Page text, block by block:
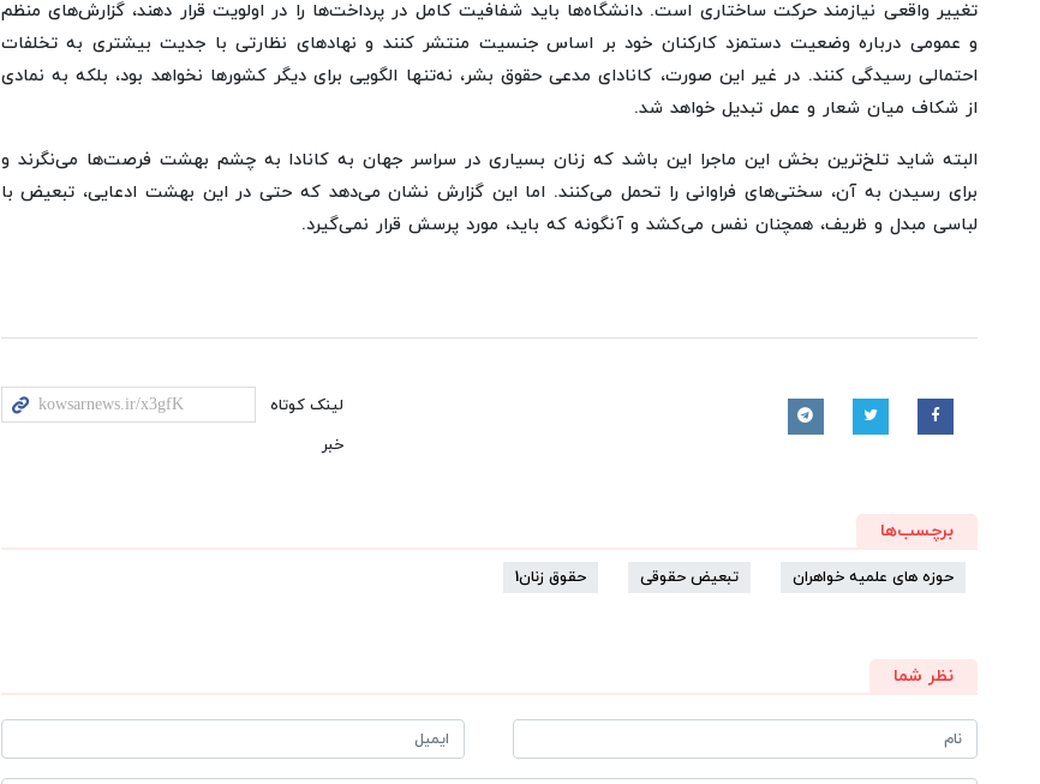
تغییر واقعی نیازمند حرکت ساختاری است. دانشگاه‌ها باید شفافیت کامل در پرداخت‌ها را در اولویت قرار دهند، گزارش‌های منظم
و عمومی درباره وضعیت دستمزد کارکنان خود بر اساس جنسیت منتشر کنند و نهادهای نظارتی با جدیت بیشتری به تخلفات
احتمالی رسیدگی کنند. در غیر این صورت، کانادای مدعی حقوق بشر، نه‌تنها الگویی برای دیگر کشورها نخواهد بود، بلکه به نمادی
از شکاف میان شعار و عمل تبدیل خواهد شد.
البته شاید تلخ‌ترین بخش این ماجرا این باشد که زنان بسیاری در سراسر جهان به کانادا به چشم بهشت فرصت‌ها می‌نگرند و
برای رسیدن به آن، سختی‌های فراوانی را تحمل می‌کنند. اما این گزارش نشان می‌دهد که حتی در این بهشت ادعایی، تبعیض با
لباسی مبدل و ظریف، همچنان نفس می‌کشد و آنگونه که باید، مورد پرسش قرار نمی‌گیرد.
لینک کوتاه
خبر
برچسب‌ها
حوزه های علمیه خواهران تبعیض حقوقی حقوق زنان1
نظر شما